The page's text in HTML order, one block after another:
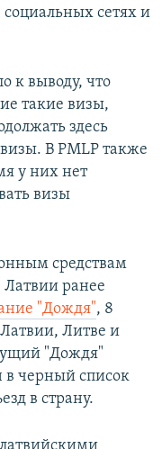
социальных сетях и
к выводу, что
такие визы,
здесь
В PMLP также
у них нет
визы
средствам
ранее
"Дождя", 8
Литве и
"Дождя"
в черный список
в страну.